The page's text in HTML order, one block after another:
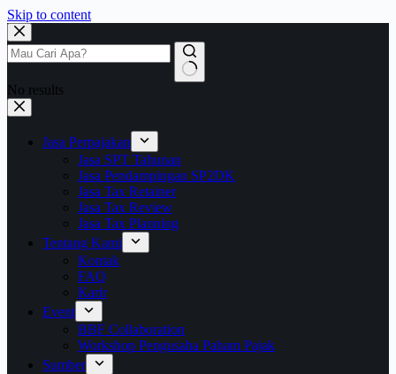
Skip to content
No results
Jasa Perpajakan
Jasa SPT Tahunan
Jasa Pendampingan SP2DK
Jasa Tax Retainer
Jasa Tax Review
Jasa Tax Planning
Tentang Kami
Kontak
FAQ
Karir
Event
BBF Collaboration
Workshop Pengusaha Paham Pajak
Sumber